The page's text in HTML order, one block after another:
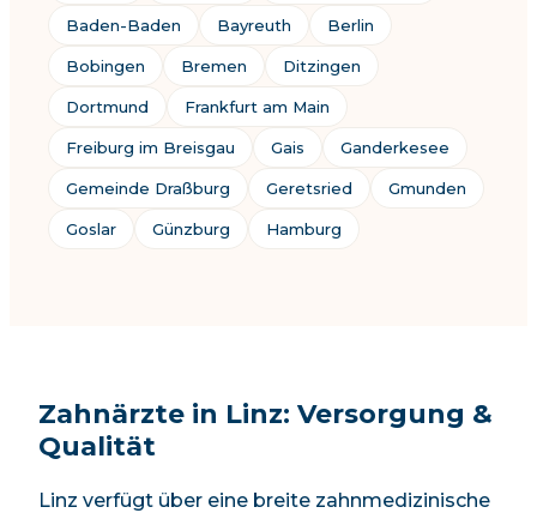
Baden-Baden Bayreuth Berlin
Bobingen Bremen Ditzingen
Dortmund Frankfurt am Main
Freiburg im Breisgau Gais Ganderkesee
Gemeinde Draßburg Geretsried Gmunden
Goslar Günzburg Hamburg
Zahnärzte in Linz: Versorgung &
Qualität
Linz verfügt über eine breite zahnmedizinische